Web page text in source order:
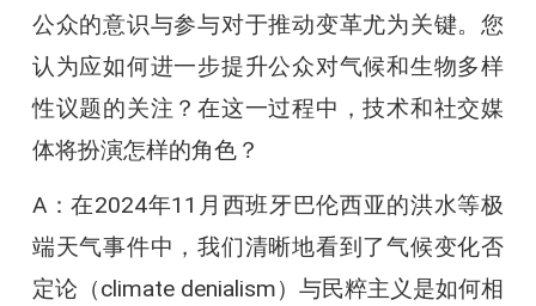
公众的意识与参与对于推动变革尤为关键。您
认为应如何进一步提升公众对气候和生物多样
性议题的关注？在这一过程中，技术和社交媒
体将扮演怎样的角色？
A：在2024年11月西班牙巴伦西亚的洪水等极
端天气事件中，我们清晰地看到了气候变化否
定论（climate denialism）与民粹主义是如何相